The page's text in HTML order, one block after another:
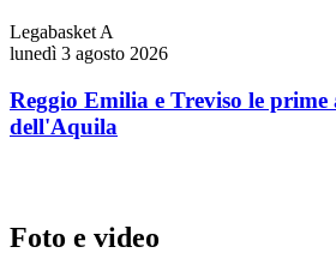
Legabasket A
lunedì 3 agosto 2026
Reggio Emilia e Treviso le prime
dell'Aquila
Foto e video